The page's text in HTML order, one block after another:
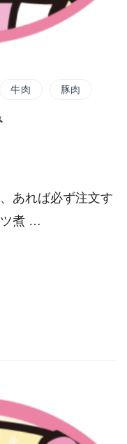
牛肉 豚肉
あれば必ず注文す
ツ煮 …